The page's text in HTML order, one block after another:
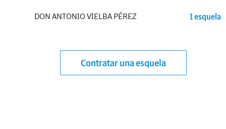
DON ANTONIO VIELBA PÉREZ 1 esquela
Contratar una esquela